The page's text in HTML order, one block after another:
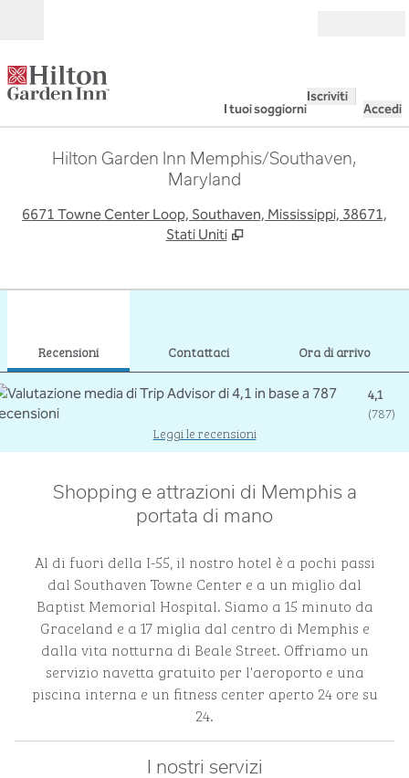
I tuoi soggiorni
Iscriviti
Accedi
Hilton Garden Inn Memphis/Southaven,
Maryland
6671 Towne Center Loop, Southaven, Mississippi, 38671,
Stati Uniti
Recensioni Contattaci Ora di arrivo
4,1
(787)
Leggi le recensioni
Shopping e attrazioni di Memphis a
portata di mano
Al di fuori della I-55, il nostro hotel è a pochi passi
dal Southaven Towne Center e a un miglio dal
Baptist Memorial Hospital. Siamo a 15 minuto da
Graceland e a 17 miglia dal centro di Memphis e
dalla vita notturna di Beale Street. Offriamo un
servizio navetta gratuito per l'aeroporto e una
piscina interna e un fitness center aperto 24 ore su
24.
I nostri servizi